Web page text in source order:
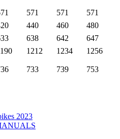
571 571
571
440 460
480
638 642
647
1212 1234
1256
733 739 753
2023